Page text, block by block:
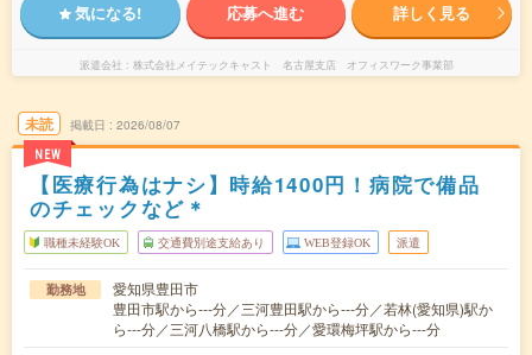
気になる! 応募へ進む 詳しく見る
派遣会社 株式会社メイテックキャスト 名古屋支店 オフィスワーク事業部
未読
NEW
掲載日 2026/08/07
【医療行為はナシ】時給1400円！病院で備品
のチェックなど＊
職種未経験OK 交通費別途支給あり WEB登録OK 派遣
勤務地
愛知県豊田市
豊田市駅から---分／三河豊田駅から---分／若林(愛知県)駅か
ら---分／三河八橋駅から---分／愛環梅坪駅から---分